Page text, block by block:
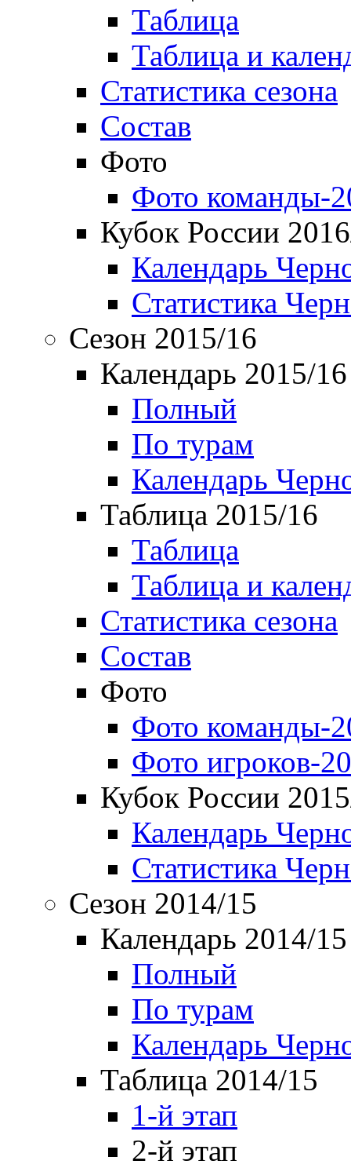
Таблица
Таблица и
Статистика сезона
Состав
Фото
Фото команды-
Кубок России
Календарь
Статистика
Сезон 2015/16
Календарь 2015/16
Полный
По турам
Календарь
Таблица 2015/16
Таблица
Таблица и
Статистика сезона
Состав
Фото
Фото команды-
Фото игроков-
Кубок России
Календарь
Статистика
Сезон 2014/15
Календарь 2014/15
Полный
По турам
Календарь
Таблица 2014/15
1-й этап
2-й этап